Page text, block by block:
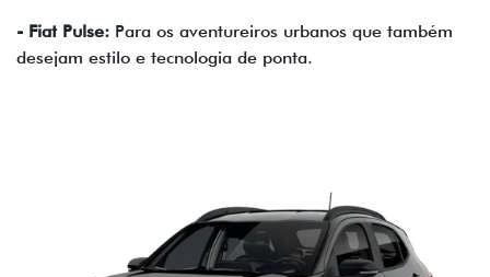
- Fiat Pulse: Para os aventureiros urbanos que também
desejam estilo e tecnologia de ponta.